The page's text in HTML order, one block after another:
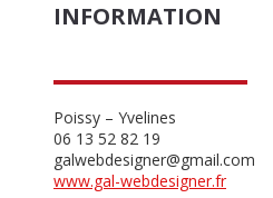
INFORMATION
Poissy – Yvelines
06 13 52 82 19
galwebdesigner@gmail.com
www.gal-webdesigner.fr